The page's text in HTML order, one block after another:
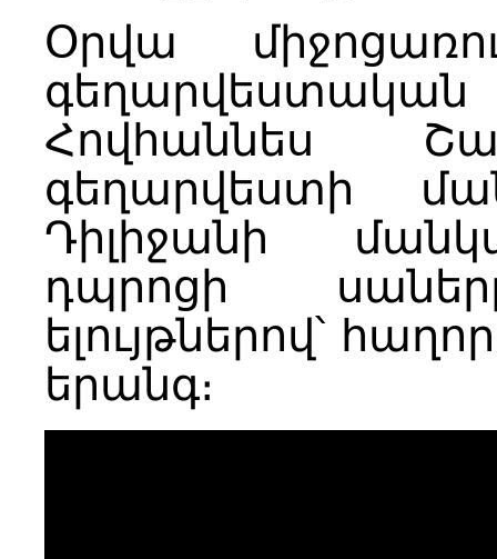
Օրվա
գեղարվեստական
Հովհաննես
գեղարվեստի
Դիլիջանի
դպրոցի
ելույթներով՝
երանգ։